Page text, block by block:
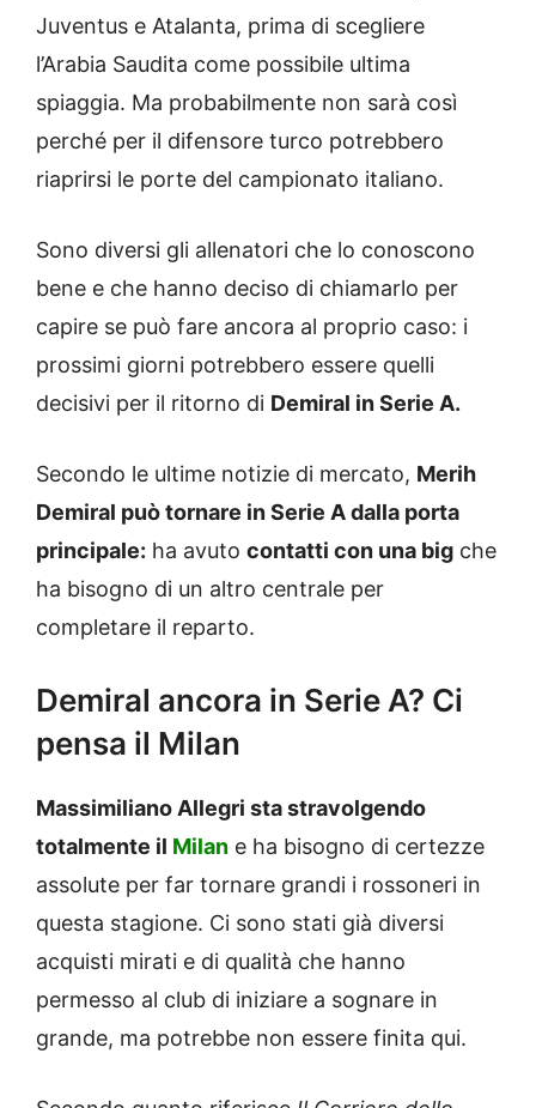
Juventus e Atalanta, prima di scegliere
l’Arabia Saudita come possibile ultima
spiaggia. Ma probabilmente non sarà così
perché per il difensore turco potrebbero
riaprirsi le porte del campionato italiano.
Sono diversi gli allenatori che lo conoscono
bene e che hanno deciso di chiamarlo per
capire se può fare ancora al proprio caso: i
prossimi giorni potrebbero essere quelli
decisivi per il ritorno di Demiral in Serie A.
Secondo le ultime notizie di mercato, Merih
Demiral può tornare in Serie A dalla porta
principale: ha avuto contatti con una big che
ha bisogno di un altro centrale per
completare il reparto.
Demiral ancora in Serie A? Ci
pensa il Milan
Massimiliano Allegri sta stravolgendo
totalmente il Milan e ha bisogno di certezze
assolute per far tornare grandi i rossoneri in
questa stagione. Ci sono stati già diversi
acquisti mirati e di qualità che hanno
permesso al club di iniziare a sognare in
grande, ma potrebbe non essere finita qui.